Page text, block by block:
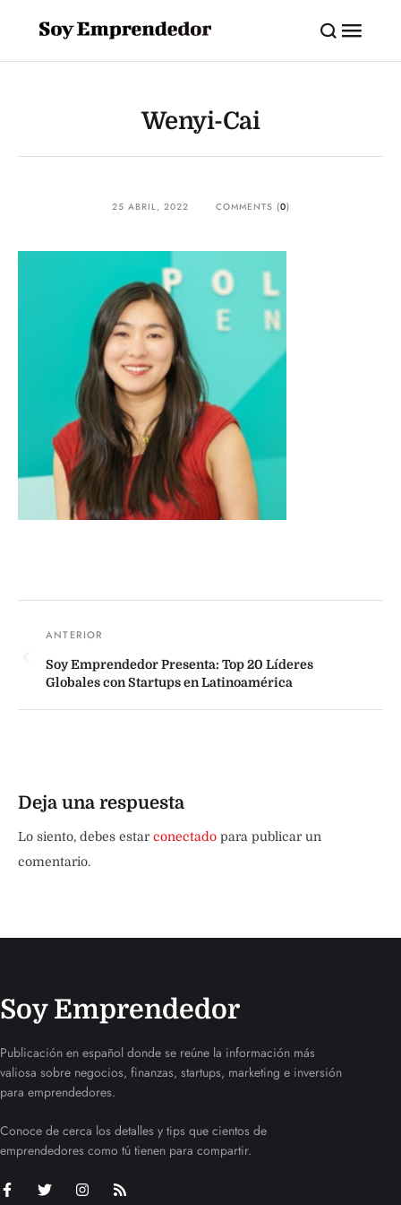
Wenyi-Cai
25 ABRIL, 2022 COMMENTS (0)
Soy Emprendedor Presenta: Top 20 Líderes
Globales con Startups en Latinoamérica
Deja una respuesta
Lo siento, debes estarconectado para publicar un
comentario.
Soy Emprendedor
Publicación en español donde se reúne la información más
valiosa sobre negocios, finanzas, startups, marketing e inversión
para emprendedores.
Conoce de cerca los detalles y tips que cientos de
emprendedores como tú tienen para compartir.